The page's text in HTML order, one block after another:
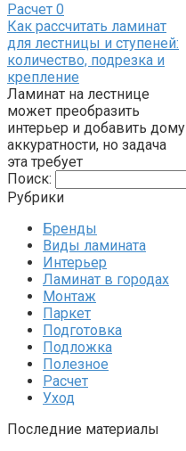
Расчет 0
Как рассчитать ламинат
для лестницы и ступеней:
количество, подрезка и
крепление
Ламинат на лестнице
может преобразить
интерьер и добавить дому
аккуратности, но задача
эта требует
Поиск:
Рубрики
Бренды
Виды ламината
Интерьер
Ламинат в городах
Монтаж
Паркет
Подготовка
Подложка
Полезное
Расчет
Уход
Последние материалы